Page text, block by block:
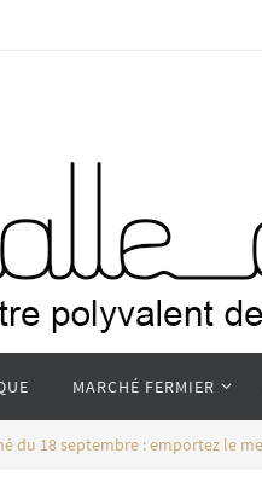
MARCHÉ FERMIER
du 18 septembre : emportez le